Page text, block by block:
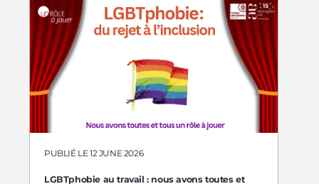
LGBTphobie au travail : nous avons toutes et
PUBLIÉ LE 12 JUNE 2026